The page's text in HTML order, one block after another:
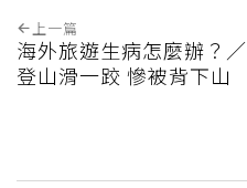
上一篇
海外旅遊生病怎麼辦？／
登山滑一跤 慘被背下山